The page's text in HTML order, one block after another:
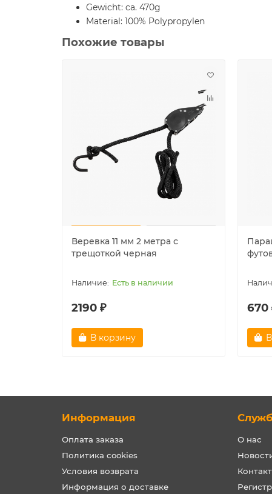
Gewicht: ca. 470g
Material: 100% Polypropylen
Похожие товары
Веревка 11 мм 2 метра с
трещоткой черная
Есть в наличии
2190 ₽
В корзину
670
Информация
Оплата заказа
Политика cookies
Условия возврата
Информация о доставке
О нас